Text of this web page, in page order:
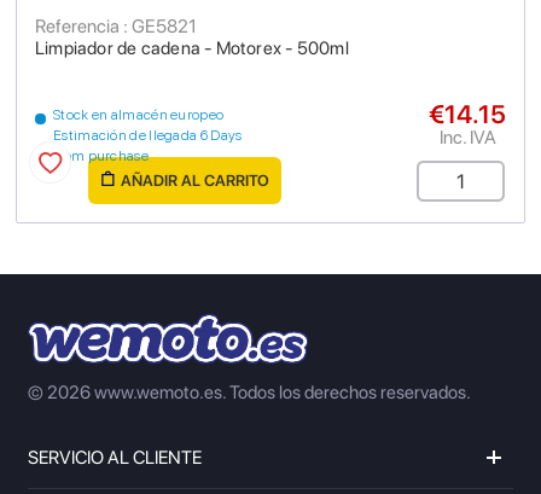
Limpiador de cadena - Motorex - 500ml
Referencia : GE5821
Stock en almacén europeo
Estimación de llegada 6 Days
from purchase
€14.15
Inc. IVA
AÑADIR AL CARRITO
© 2026 www.wemoto.es.Todos los derechos reservados.
SERVICIO AL CLIENTE